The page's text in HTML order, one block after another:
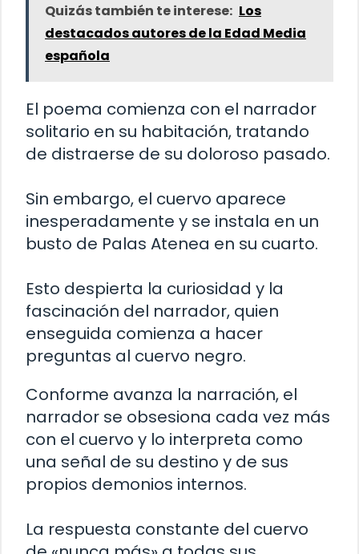
Quizás también te interese: Los
destacados autores de la Edad Media
española
El poema comienza con el narrador
solitario en su habitación, tratando
de distraerse de su doloroso pasado.
Sin embargo, el cuervo aparece
inesperadamente y se instala en un
busto de Palas Atenea en su cuarto.
Esto despierta la curiosidad y la
fascinación del narrador, quien
enseguida comienza a hacer
preguntas al cuervo negro.
Conforme avanza la narración, el
narrador se obsesiona cada vez más
con el cuervo y lo interpreta como
una señal de su destino y de sus
propios demonios internos.
La respuesta constante del cuervo